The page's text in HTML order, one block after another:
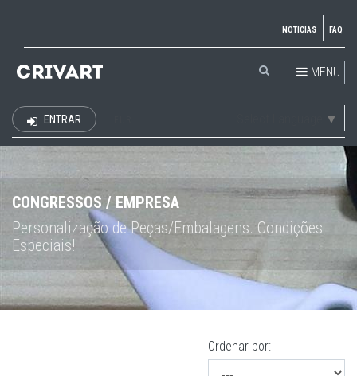
NOTICIAS FAQ
MENU
▼
ENTRAR
CONGRESSOS / EMPRESA
Personalização de Peças/Embalagens. Condições
Especiais!
Ordenar por: